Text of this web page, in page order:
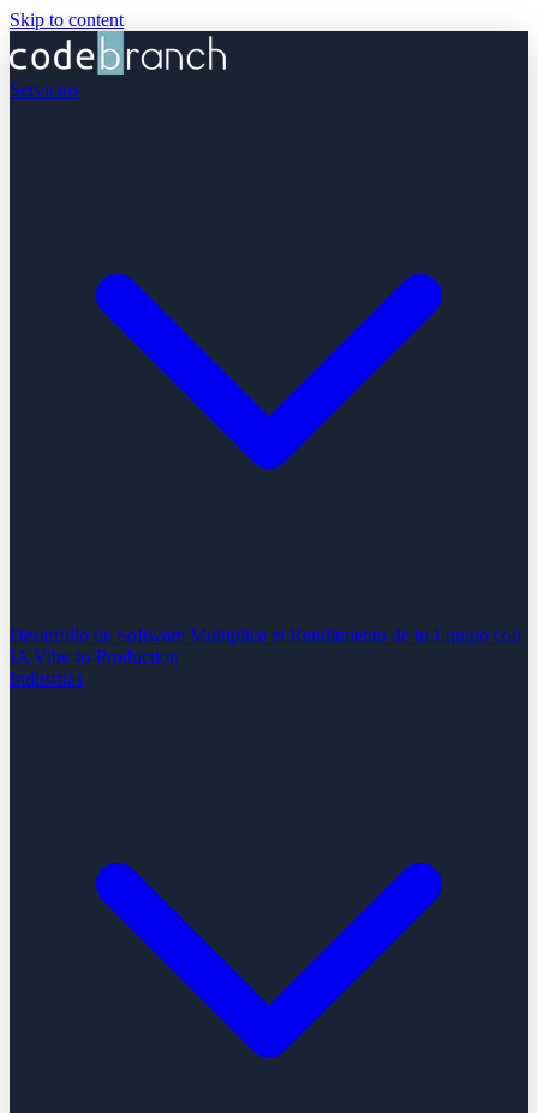
Skip to content
Servicios
Desarrollo de Software Multiplica el Rendimiento de tu Equipo con
IA Vibe-to-Production
Industrias